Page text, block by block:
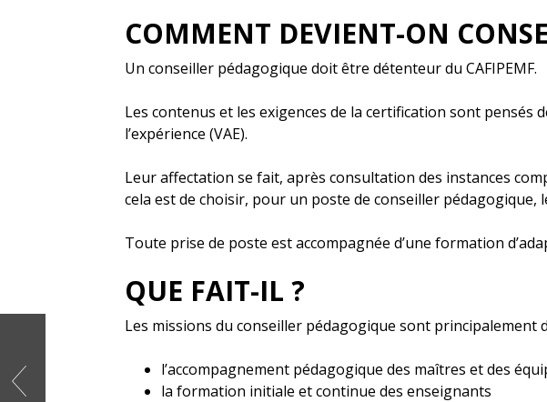
COMMENT DEVIENT-ON
Un conseiller pédagogique doit être détenteur du CAFIPEMF.
Les contenus et les exigences de la certification sont pensés
l’expérience (VAE).
Leur affectation se fait, après consultation des instances
cela est de choisir, pour un poste de conseiller
Toute prise de poste est accompagnée d’une formation
QUE FAIT-IL ?
Les missions du conseiller pédagogique sont principalement
l’accompagnement pédagogique des maîtres et des
la formation initiale et continue des enseignants